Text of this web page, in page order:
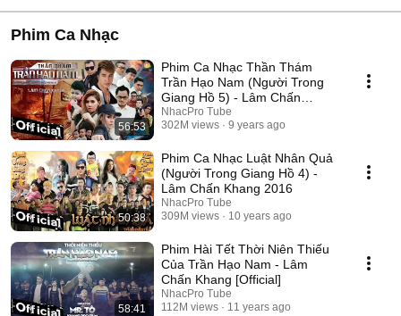
Phim Ca Nhạc
56:53
Phim Ca Nhạc Thần Thám
Trần Hạo Nam (Người Trong
Giang Hồ 5) - Lâm Chấn
Khang 2017
NhacPro Tube
302M views
9 years ago
50:38
Phim Ca Nhạc Luật Nhân Quả
(Người Trong Giang Hồ 4) -
Lâm Chấn Khang 2016
NhacPro Tube
309M views
10 years ago
58:41
Phim Hài Tết Thời Niên Thiếu
Của Trần Hạo Nam - Lâm
Chấn Khang [Official]
NhacPro Tube
112M views
11 years ago